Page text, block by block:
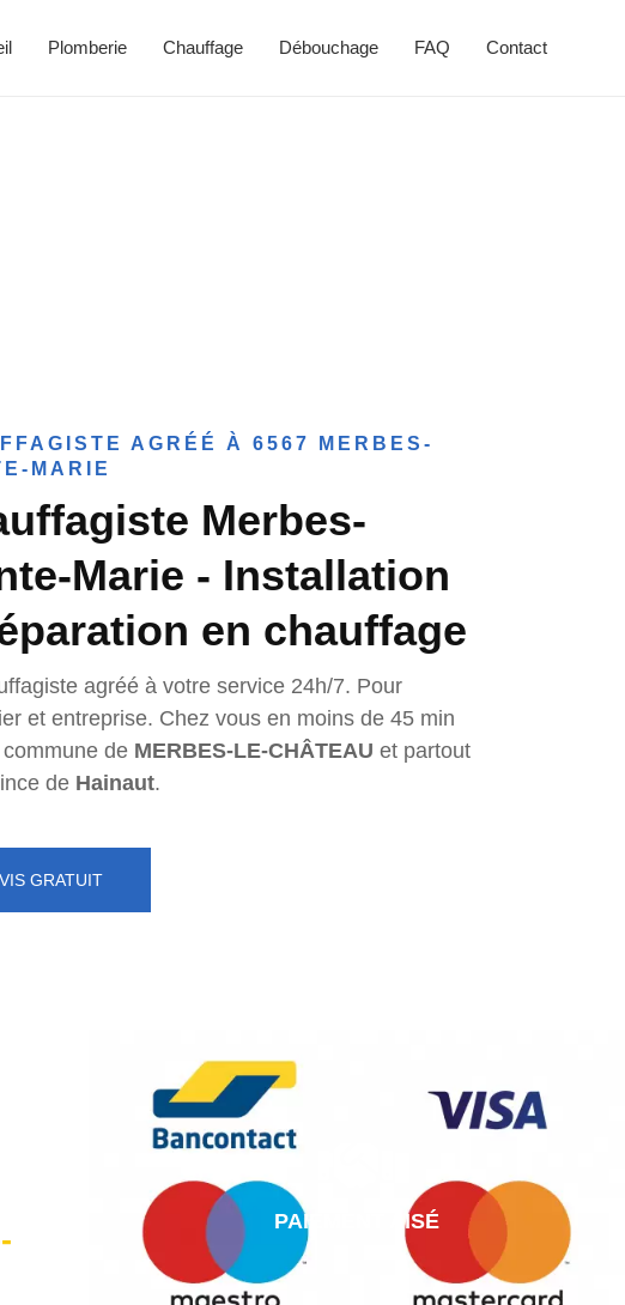
Plomberie Chauffage Débouchage FAQ Contact
AGRÉÉ À 6567 MERBES-
MARIE
Merbes-
Marie - Installation
en chauffage
agréé à votre service 24h/7. Pour
et entreprise. Chez vous en moins de 45 min
de MERBES-LE-CHÂTEAU et partout
de Hainaut.
GRATUIT
PAIEMENT AISÉ